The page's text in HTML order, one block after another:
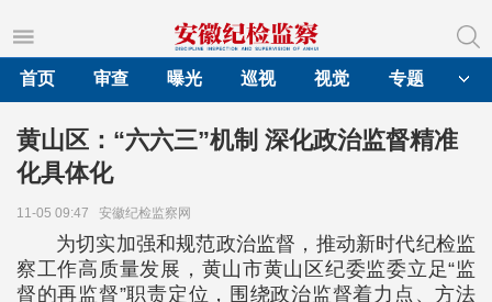
首页
审查 曝光 巡视 视觉 专题
黄山区：“六六三”机制 深化政治监督精准
化具体化
11-05 09:47 安徽纪检监察网
为切实加强和规范政治监督，推动新时代纪检监
察工作高质量发展，黄山市黄山区纪委监委立足“监
督的再监督”职责定位，围绕政治监督着力点、方法